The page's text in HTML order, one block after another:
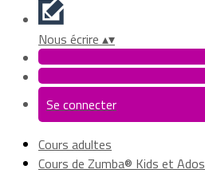
Nous écrire ▴▾
Se connecter
Cours adultes
Cours de Zumba® Kids et Ados